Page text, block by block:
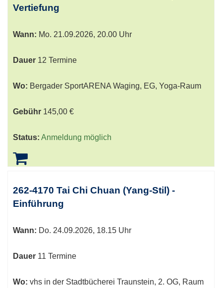
Vertiefung
Wann: Mo. 21.09.2026, 20.00 Uhr
Dauer 12 Termine
Wo: Bergader SportARENA Waging, EG, Yoga-Raum
Gebühr 145,00 €
Status: Anmeldung möglich
262-4170 Tai Chi Chuan (Yang-Stil) -
Einführung
Wann: Do. 24.09.2026, 18.15 Uhr
Dauer 11 Termine
Wo: vhs in der Stadtbücherei Traunstein, 2. OG, Raum